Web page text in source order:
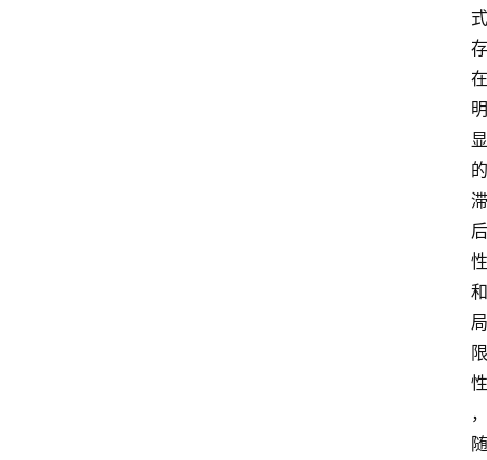
式
存
在
明
显
的
滞
后
性
和
局
限
性
，
随